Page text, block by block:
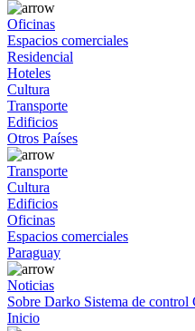
Oficinas
Espacios comerciales
Residencial
Hoteles
Cultura
Transporte
Edificios
Otros Países
Transporte
Cultura
Edificios
Oficinas
Espacios comerciales
Paraguay
Noticias
Sobre Darko Sistema de control
Inicio